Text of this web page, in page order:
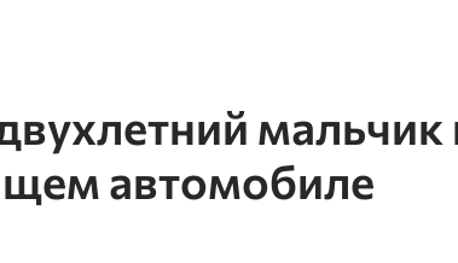
мальчик
автомобиле